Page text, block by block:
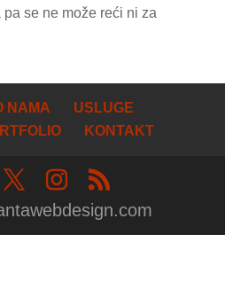
se ne može reći ni za
NAMA
USLUGE
KONTAKT